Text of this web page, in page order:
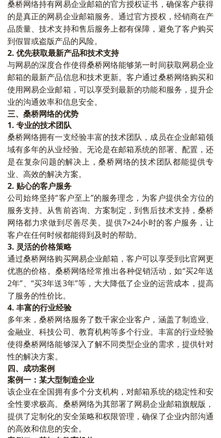
桑桥网络持有网易企业邮箱的官方授权证书，确保客户获得
的是真正的网易企业邮箱服务。通过官方授权，经销商在产
品质量、技术支持和售后服务上都有保障，避免了客户购买
到假冒或盗版产品的风险。
2. 优先获取最新产品和技术支持
与网易的深度合作使得桑桥网络能够第一时间获取网易企业
邮箱的最新产品信息和技术更新。客户通过桑桥网络购买和
使用网易企业邮箱，可以享受到最新的功能和服务，提升企
业的沟通效率和信息安全。
三、桑桥网络的优势
1. 专业的技术团队
桑桥网络拥有一支经验丰富的技术团队，成员在企业邮箱领
域有多年的从业经验。无论是在邮箱系统的部署、配置，还
是在复杂问题的解决上，桑桥网络的技术团队都能提供专
业、高效的解决方案。
2. 贴心的客户服务
公司始终坚持“客户至上”的服务理念，为客户提供全方位的
服务支持。从售前咨询、方案制定，到售后技术支持，桑桥
网络都力求做到尽善尽美。提供7×24小时的客户服务，让
客户在任何时候都能得到及时的帮助。
3. 灵活的价格策略
通过桑桥网络购买网易企业邮箱，客户可以享受到比官网更
优惠的价格。桑桥网络经常推出各种促销活动，如“买2年送
2年”、“买3年送3年”等，大大降低了企业的运营成本，提高
了服务的性价比。
4. 丰富的行业经验
多年来，桑桥网络服务了数千家企业客户，涵盖了制造业、
金融业、科技公司、教育机构等多个行业。丰富的行业经验
使得桑桥网络能够深入了解不同类型企业的需求，提供针对
性的解决方案。
四、成功案例
案例一：某大型制造企业
该企业在全国拥有多个分支机构，对邮箱系统的稳定性和安
全性要求极高。桑桥网络为其部署了网易企业邮箱旗舰版，
提供了定制化的安全策略和权限管理，确保了企业内部沟通
的高效和信息的安全。